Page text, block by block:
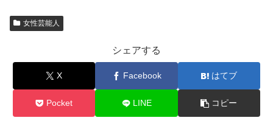
女性芸能人
シェアする
X Facebook はてブ
Pocket LINE コピー